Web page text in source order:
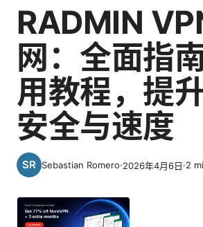
RADMIN
网：全面指
用教程，提
安全与速度
Sebastian Romero·2026年4月6日·2